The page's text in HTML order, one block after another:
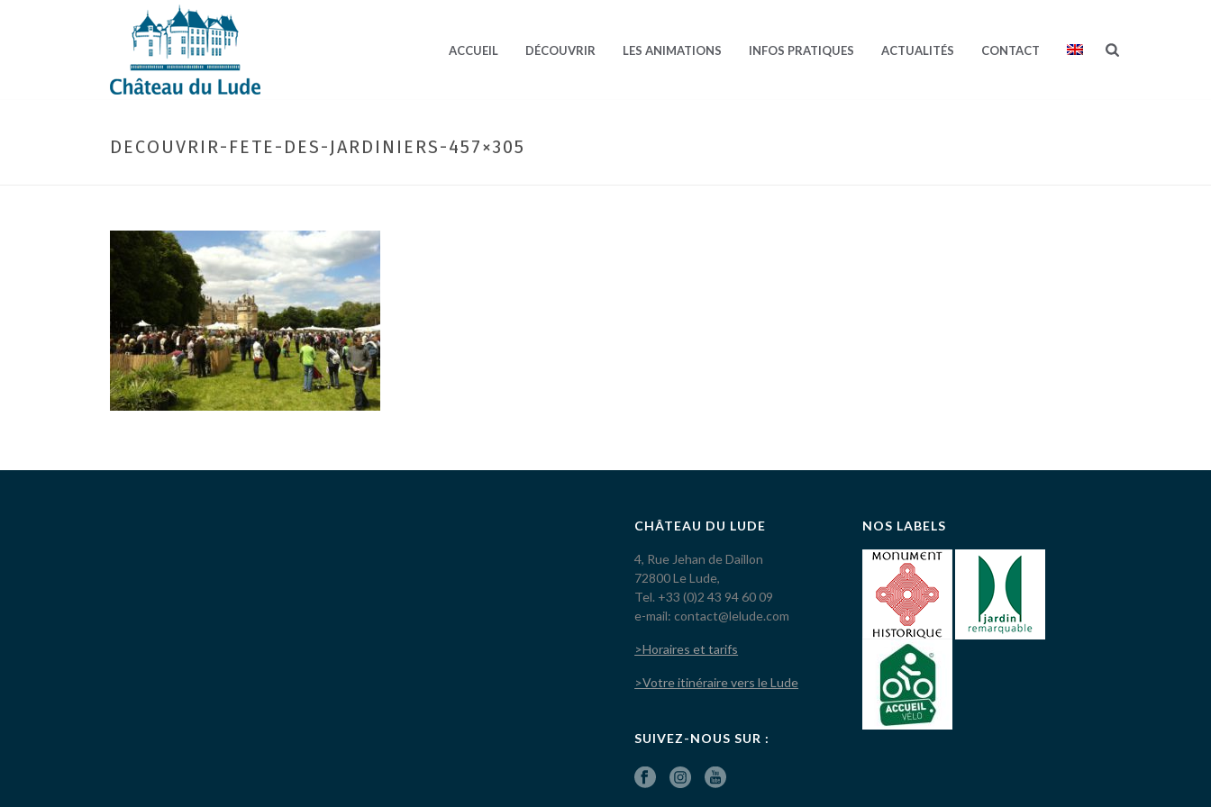
ACCUEIL DÉCOUVRIR LES ANIMATIONS INFOS PRATIQUES ACTUALITÉS CONTACT
DECOUVRIR-FETE-DES-JARDINIERS-457×305
CHÂTEAU DU LUDE
4, Rue Jehan de Daillon
72800 Le Lude,
Tel. +33 (0)2 43 94 60 09
e-mail: contact@lelude.com
>Horaires et tarifs
>Votre itinéraire vers le Lude
SUIVEZ-NOUS SUR :
NOS LABELS